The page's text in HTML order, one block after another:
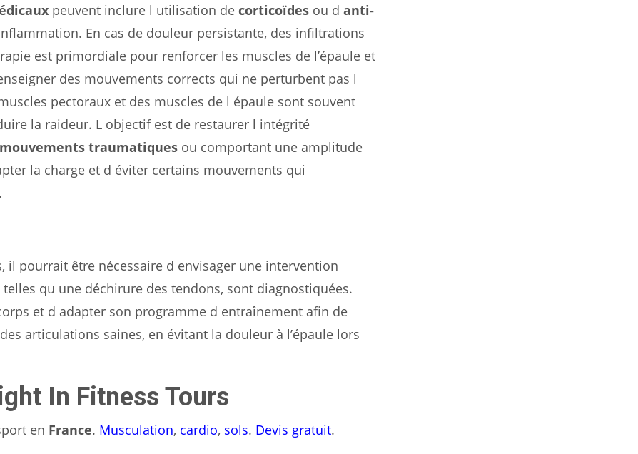
peuvent inclure l utilisation de corticoïdes ou d anti-
En cas de douleur persistante, des infiltrations
est primordiale pour renforcer les muscles de l’épaule et
des mouvements corrects qui ne perturbent pas l
pectoraux et des muscles de l épaule sont souvent
la raideur. L objectif est de restaurer l intégrité
mouvements traumatiques ou comportant une amplitude
la charge et d éviter certains mouvements qui
il pourrait être nécessaire d envisager une intervention
qu une déchirure des tendons, sont diagnostiquées.
et d adapter son programme d entraînement afin de
articulations saines, en évitant la douleur à l’épaule lors
In Fitness Tours
en France. Musculation, cardio, sols. Devis gratuit.